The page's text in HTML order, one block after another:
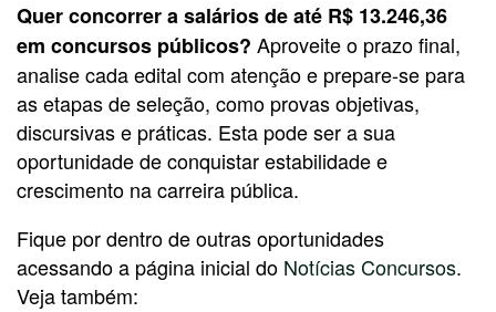
Quer concorrer a salários de até R$ 13.246,36
em concursos públicos? Aproveite o prazo final,
analise cada edital com atenção e prepare-se para
as etapas de seleção, como provas objetivas,
discursivas e práticas. Esta pode ser a sua
oportunidade de conquistar estabilidade e
crescimento na carreira pública.
Fique por dentro de outras oportunidades
acessando a página inicial do Notícias Concursos.
Veja também: